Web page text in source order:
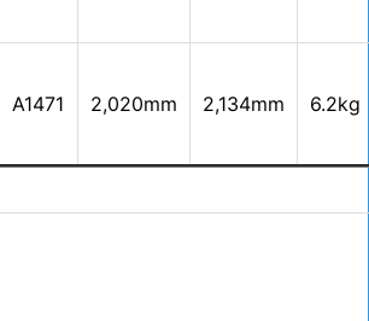
A1471 2,020mm 2,134mm 6.2kg